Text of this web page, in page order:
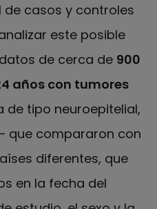
de casos y controles
este posible
de cerca de 900
años con tumores
de tipo neuroepitelial,
que compararon con
diferentes, que
en la fecha del